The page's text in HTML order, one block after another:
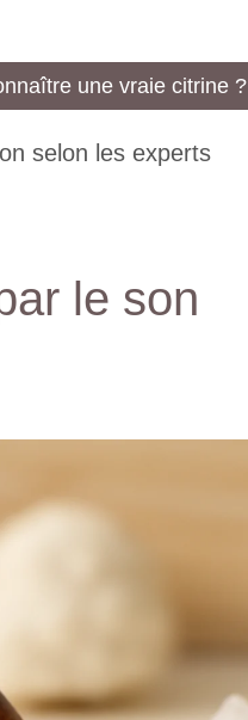
une vraie citrine ?
selon les experts
le son